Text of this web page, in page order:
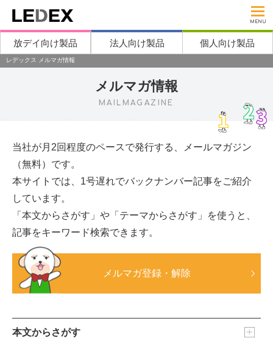
MENU
放デイ向け製品 法人向け製品 個人向け製品
レデックス メルマガ情報
メルマガ情報
MAILMAGAZINE
当社が月2回程度のペースで発行する、メールマガジン
（無料）です。
本サイトでは、1号遅れでバックナンバー記事をご紹介
しています。
「本文からさがす」や「テーマからさがす」を使うと、
記事をキーワード検索できます。
メルマガ登録・解除
本文からさがす